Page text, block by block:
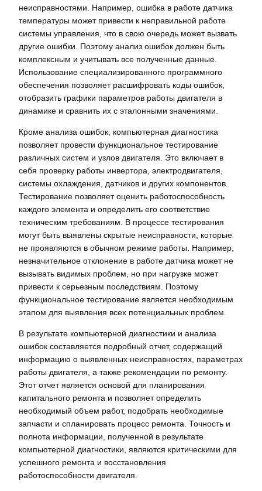
неисправностями. Например, ошибка в работе датчика
температуры может привести к неправильной работе
системы управления, что в свою очередь может вызвать
другие ошибки. Поэтому анализ ошибок должен быть
комплексным и учитывать все полученные данные.
Использование специализированного программного
обеспечения позволяет расшифровать коды ошибок,
отобразить графики параметров работы двигателя в
динамике и сравнить их с эталонными значениями.
Кроме анализа ошибок, компьютерная диагностика
позволяет провести функциональное тестирование
различных систем и узлов двигателя. Это включает в
себя проверку работы инвертора, электродвигателя,
системы охлаждения, датчиков и других компонентов.
Тестирование позволяет оценить работоспособность
каждого элемента и определить его соответствие
техническим требованиям. В процессе тестирования
могут быть выявлены скрытые неисправности, которые
не проявляются в обычном режиме работы. Например,
незначительное отклонение в работе датчика может не
вызывать видимых проблем, но при нагрузке может
привести к серьезным последствиям. Поэтому
функциональное тестирование является необходимым
этапом для выявления всех потенциальных проблем.
В результате компьютерной диагностики и анализа
ошибок составляется подробный отчет, содержащий
информацию о выявленных неисправностях, параметрах
работы двигателя, а также рекомендации по ремонту.
Этот отчет является основой для планирования
капитального ремонта и позволяет определить
необходимый объем работ, подобрать необходимые
запчасти и спланировать процесс ремонта. Точность и
полнота информации, полученной в результате
компьютерной диагностики, являются критическими для
успешного ремонта и восстановления
работоспособности двигателя.